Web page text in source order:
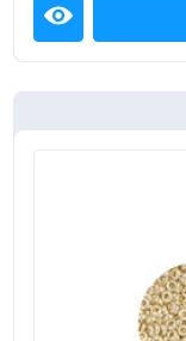
Посмотреть